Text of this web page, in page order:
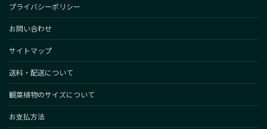
プライバシーポリシー
お問い合わせ
サイトマップ
送料・配送について
観葉植物のサイズについて
お支払方法